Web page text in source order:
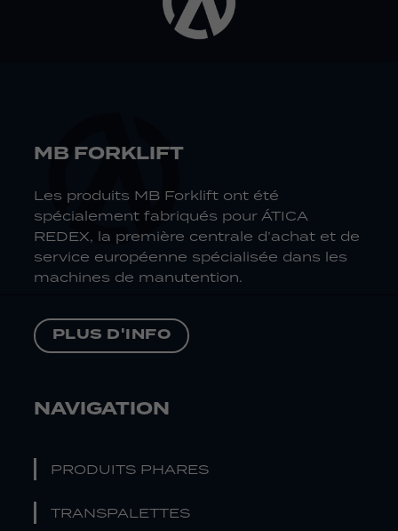
MB FORKLIFT
Les produits MB Forklift ont été
spécialement fabriqués pour ÁTICA
REDEX, la première centrale d’achat et de
service européenne spécialisée dans les
machines de manutention.
PLUS D'INFO
NAVIGATION
PRODUITS PHARES
TRANSPALETTES